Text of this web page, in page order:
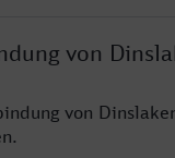
von
von